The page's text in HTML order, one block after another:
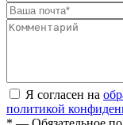
Я согласен на
политикой